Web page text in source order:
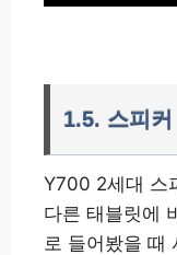
1.5. 스피커
Y700 2세대 스
다른 태블릿에
로 들어봤을 때